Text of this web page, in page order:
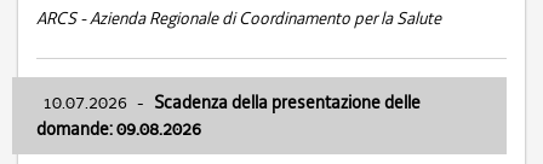
ARCS - Azienda Regionale di Coordinamento per la Salute
10.07.2026 - Scadenza della presentazione delle
domande: 09.08.2026